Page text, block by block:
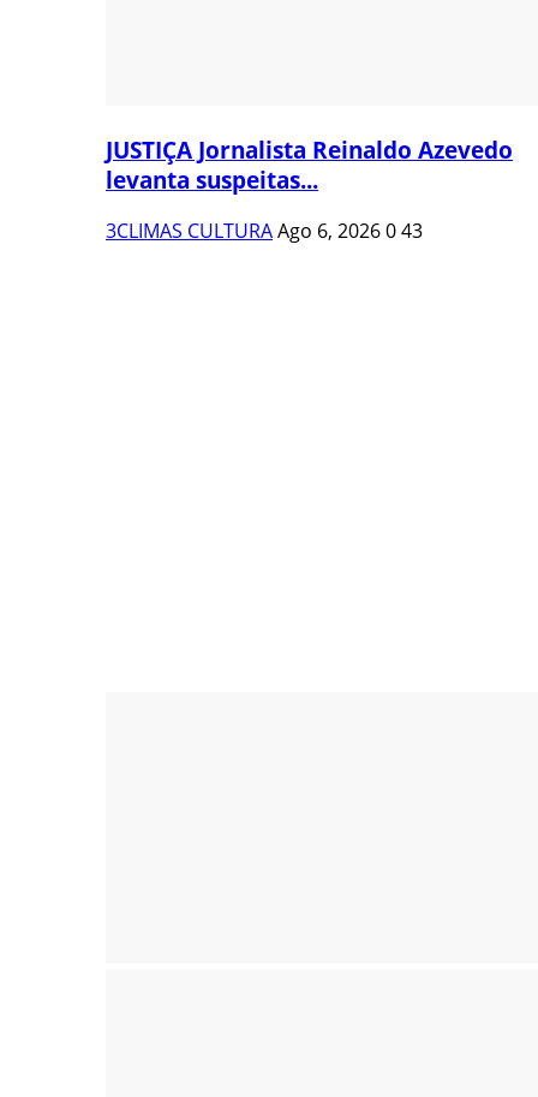
JUSTIÇA Jornalista Reinaldo Azevedo
levanta suspeitas...
3CLIMAS CULTURAAgo 6, 2026043